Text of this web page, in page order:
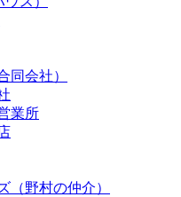
同会社）
業所
（野村の仲介）